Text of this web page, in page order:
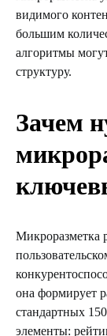
видимого
большим
алгоритмы
структуру.
Зачем
Микроразметка
она формирует
стандартных
элементы: